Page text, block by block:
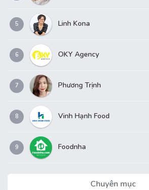
5 Linh Kona
6 OKY Agency
7 Phương Trịnh
8 Vinh Hạnh Food
9 Foodnha
Chuyên mục